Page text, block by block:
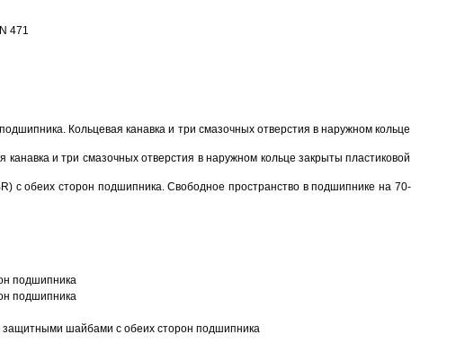
471
Кольцевая канавка и три смазочных отверстия в наружном кольце
и три смазочных отверстия в наружном кольце закрыты пластиковой
с обеих сторон подшипника. Свободное пространство в подшипнике на 70-
подшипника
подшипника
защитными шайбами с обеих сторон подшипника